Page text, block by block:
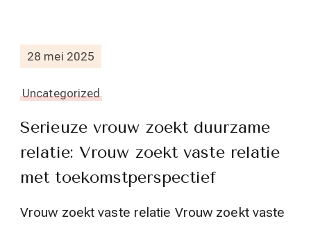
28 mei 2025
Uncategorized
Serieuze vrouw zoekt duurzame
relatie: Vrouw zoekt vaste relatie
met toekomstperspectief
Vrouw zoekt vaste relatie Vrouw zoekt vaste